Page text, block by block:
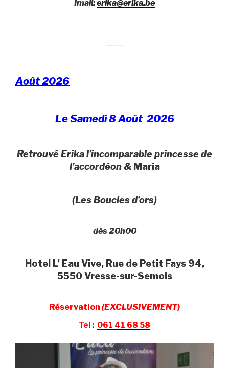
Imail:erika@erika.be
——
Août 2026
Le Samedi 8 Août 2026
Retrouvé Erika l’incomparable princesse de
l’accordéon &Maria
(Les Boucles d’ors)
dés 20h00
Hotel L’ Eau Vive, Rue de Petit Fays 94,
5550 Vresse-sur-Semois
Réservation (EXCLUSIVEMENT)
Tel : 061 41 68 58